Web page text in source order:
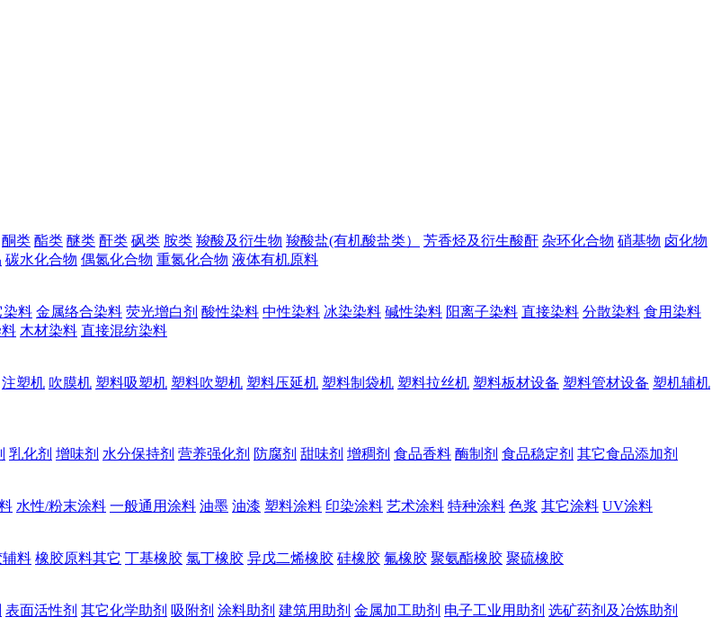
酮类 酯类 醚类 酐类 砜类 胺类 羧酸及衍生物 羧酸盐(有机酸盐类） 芳香烃及衍生酸酐 杂环化合物 硝基物 卤化物
碳水化合物 偶氮化合物 重氮化合物 液体有机原料
染料 金属络合染料 荧光增白剂 酸性染料 中性染料 冰染染料 碱性染料 阳离子染料 直接染料 分散染料 食用染料
木材染料 直接混纺染料
注塑机 吹膜机 塑料吸塑机 塑料吹塑机 塑料压延机 塑料制袋机 塑料拉丝机 塑料板材设备 塑料管材设备 塑机辅机
乳化剂 增味剂 水分保持剂 营养强化剂 防腐剂 甜味剂 增稠剂 食品香料 酶制剂 食品稳定剂 其它食品添加剂
水性/粉末涂料 一般通用涂料 油墨 油漆 塑料涂料 印染涂料 艺术涂料 特种涂料 色浆 其它涂料 UV涂料
料 橡胶原料其它 丁基橡胶 氯丁橡胶 异戊二烯橡胶 硅橡胶 氟橡胶 聚氨酯橡胶 聚硫橡胶
表面活性剂 其它化学助剂 吸附剂 涂料助剂 建筑用助剂 金属加工助剂 电子工业用助剂 选矿药剂及冶炼助剂